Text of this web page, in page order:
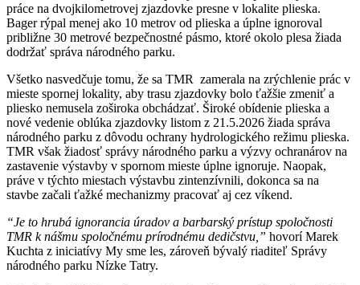
práce na dvojkilometrovej zjazdovke presne v lokalite plieska.
Bager rýpal menej ako 10 metrov od plieska a úplne ignoroval
približne 30 metrové bezpečnostné pásmo, ktoré okolo plesa žiada
dodržať správa národného parku.
Všetko nasvedčuje tomu, že sa TMR zamerala na zrýchlenie prác v
mieste spornej lokality, aby trasu zjazdovky bolo ťažšie zmeniť a
pliesko nemusela zoširoka obchádzať. Široké obídenie plieska a
nové vedenie oblúka zjazdovky listom z 21.5.2026 žiada správa
národného parku z dôvodu ochrany hydrologického režimu plieska.
TMR však žiadosť správy národného parku a výzvy ochranárov na
zastavenie výstavby v spornom mieste úplne ignoruje. Naopak,
práve v týchto miestach výstavbu zintenzívnili, dokonca sa na
stavbe začali ťažké mechanizmy pracovať aj cez víkend.
“Je to hrubá ignorancia úradov a barbarský prístup spoločnosti
TMR k nášmu spoločnému prírodnému dedičstvu,” hovoríMarek
Kuchta z iniciatívy My sme les, zároveň bývalý riaditeľ Správy
národného parku Nízke Tatry.